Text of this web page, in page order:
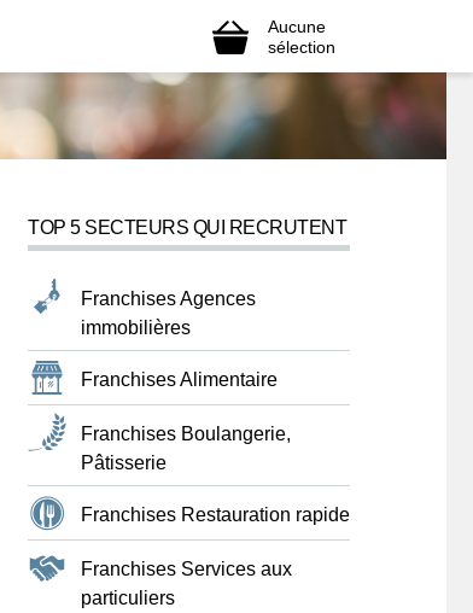
Aucune
sélection
TOP 5 SECTEURS QUI RECRUTENT
Franchises Agences
immobilières
Franchises Alimentaire
Franchises Boulangerie,
Pâtisserie
Franchises Restauration rapide
Franchises Services aux
particuliers